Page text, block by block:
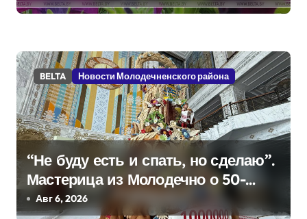
BELTA Новости Молодечненского района
“Не буду есть и спать, но сделаю”.
Мастерица из Молодечно о 50-
килограммовом каравае для
Авг 6, 2026